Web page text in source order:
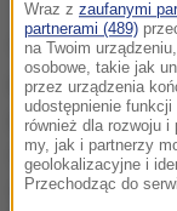
Potwierdzamy
państwami. Z
poufności w
Szwecji)
współpracy
Wraz z zaufanymi
partnerami (489)
na Twoim
osobowe, takie jak
przez urządzenia
udostępnienie funkcji
również dla rozwoju i
my, jak i partnerzy
geolokalizacyjne i
Przechodząc do